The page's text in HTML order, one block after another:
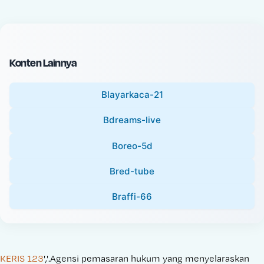
c
e
Konten Lainnya
Blayarkaca-21
Bdreams-live
Boreo-5d
Bred-tube
Braffi-66
KERIS 123','.Agensi pemasaran hukum yang menyelaraskan